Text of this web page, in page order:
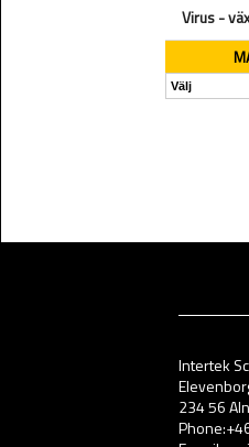
Virus -
Intertek
234 56